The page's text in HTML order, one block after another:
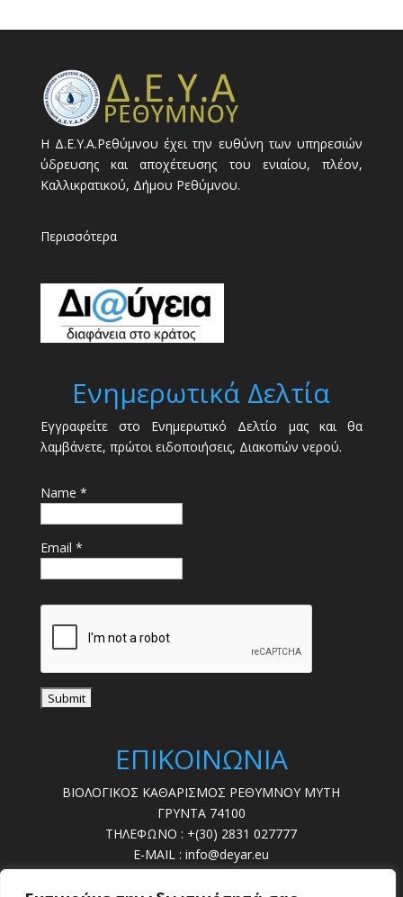
Η Δ.Ε.Υ.Α.Ρεθύμνου έχει την ευθύνη των υπηρεσιών
ύδρευσης και αποχέτευσης του ενιαίου, πλέον,
Καλλικρατικού, Δήμου Ρεθύμνου.
Περισσότερα
Ενημερωτικά Δελτία
Εγγραφείτε στο Ενημερωτικό Δελτίο μας και θα
λαμβάνετε, πρώτοι ειδοποιήσεις, Διακοπών νερού.
Name *
Email *
ΕΠΙΚΟΙΝΩΝΙΑ
ΒΙΟΛΟΓΙΚΟΣ ΚΑΘΑΡΙΣΜΟΣ ΡΕΘΥΜΝΟΥ ΜΥΤΗ
ΓΡΥΝΤΑ 74100
ΤΗΛΕΦΩΝΟ : +(30) 2831 027777
E-MAIL : info@deyar.eu